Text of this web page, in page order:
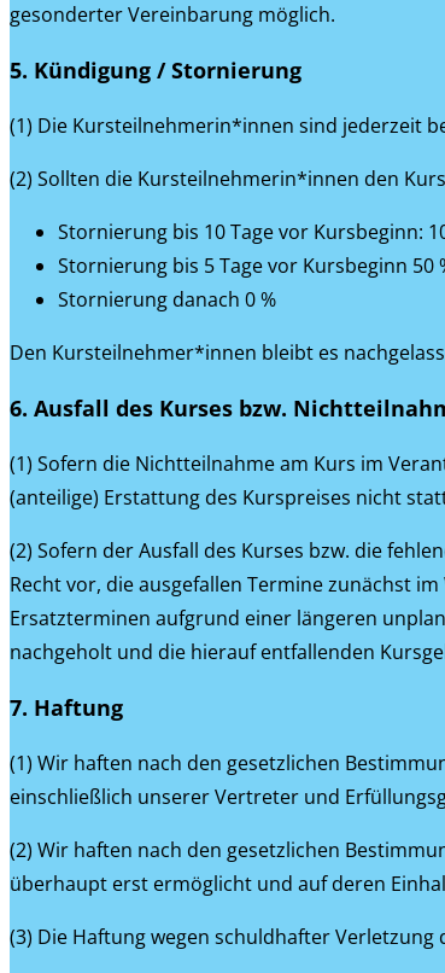
gesonderter Vereinbarung möglich.
5. Kündigung / Stornierung
(1) Die Kursteilnehmerin*innen sind jederzeit
(2) Sollten die Kursteilnehmerin*innen den
Stornierung bis 10 Tage vor Kursbeginn:
Stornierung bis 5 Tage vor Kursbeginn 50
Stornierung danach 0 %
Den Kursteilnehmer*innen bleibt es
6. Ausfall des Kurses bzw.
(1) Sofern die Nichtteilnahme am Kurs im
(anteilige) Erstattung des Kurspreises nicht
(2) Sofern der Ausfall des Kurses bzw. die
Recht vor, die ausgefallen Termine zunächst
Ersatzterminen aufgrund einer längeren
nachgeholt und die hierauf entfallenden
7. Haftung
(1) Wir haften nach den gesetzlichen
einschließlich unserer Vertreter und
(2) Wir haften nach den gesetzlichen
überhaupt erst ermöglicht und auf deren
(3) Die Haftung wegen schuldhafter